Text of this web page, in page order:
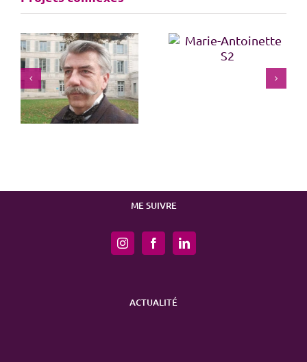
Marie-Antoinette S2
Menace imminente
ME SUIVRE
ACTUALITÉ